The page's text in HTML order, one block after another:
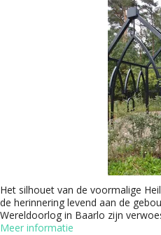
Het silhouet van de voormalige
de herinnering levend aan de
Wereldoorlog in Baarlo zijn
Meer informatie